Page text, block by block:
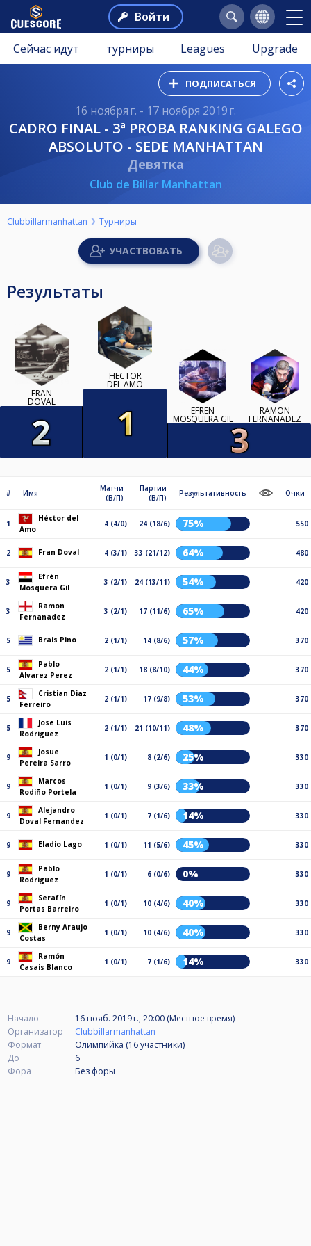
Войти
Сейчас идут турниры Leagues Upgrade
ПОДПИСАТЬСЯ
16 ноября г. - 17 ноября 2019 г.
CADRO FINAL - 3ª PROBA RANKING GALEGO
ABSOLUTO - SEDE MANHATTAN
Девятка
Club de Billar Manhattan
Clubbillarmanhattan Турниры
Результаты
FRAN
DOVAL
HÉCTOR
DEL AMO
EFRÉN
MOSQUERA GIL
RAMON
FERNANADEZ
# Имя
Матчи
(В/П)
Партии
(В/П)
Результативность Очки
1
Héctor del
Amo
4 (4/0) 24 (18/6) 75% 550
2 Fran Doval 4 (3/1) 33 (21/12) 64% 480
3
Efrén
Mosquera Gil
3 (2/1) 24 (13/11) 54% 420
3
Ramon
Fernanadez
3 (2/1) 17 (11/6) 65% 420
5 Brais Pino 2 (1/1) 14 (8/6) 57% 370
5
Pablo
Alvarez Perez
2 (1/1) 18 (8/10) 44% 370
5
Cristian Diaz
Ferreiro
2 (1/1) 17 (9/8) 53% 370
5
Jose Luis
Rodriguez
2 (1/1) 21 (10/11) 48% 370
9
Josue
Pereira Sarro
1 (0/1) 8 (2/6) 25% 330
9
Marcos
Rodiño Portela
1 (0/1) 9 (3/6) 33% 330
9
Alejandro
Doval Fernandez
1 (0/1) 7 (1/6) 14% 330
9 Eladio Lago 1 (0/1) 11 (5/6) 45% 330
9
Pablo
Rodríguez
1 (0/1) 6 (0/6) 0% 330
9
Serafín
Portas Barreiro
1 (0/1) 10 (4/6) 40% 330
9
Berny Araujo
Costas
1 (0/1) 10 (4/6) 40% 330
9
Ramón
Casais Blanco
1 (0/1) 7 (1/6) 14% 330
Начало
16 нояб. 2019 г., 20:00 (Местное время)
Организатор
Clubbillarmanhattan
Формат
Олимпийка (16участники)
До
6
Фора
Без форы